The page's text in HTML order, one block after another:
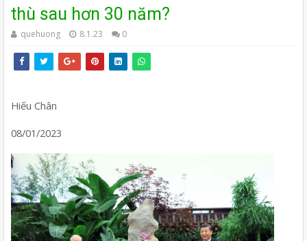
thù sau hơn 30 năm?
quehuong 8.1.23 0
Hiếu Chân
08/01/2023